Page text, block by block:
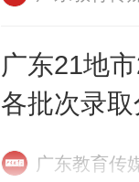
广东21地
各批次录
广东教育传